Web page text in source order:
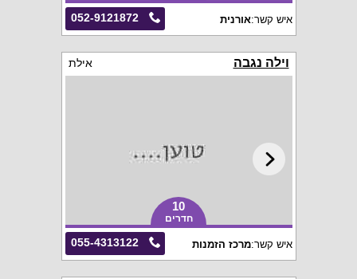
052-9121872 איש קשר:אורנית
וילה נגבה אילת
10
חדרים
055-4313122 איש קשר:מרכז הזמנות